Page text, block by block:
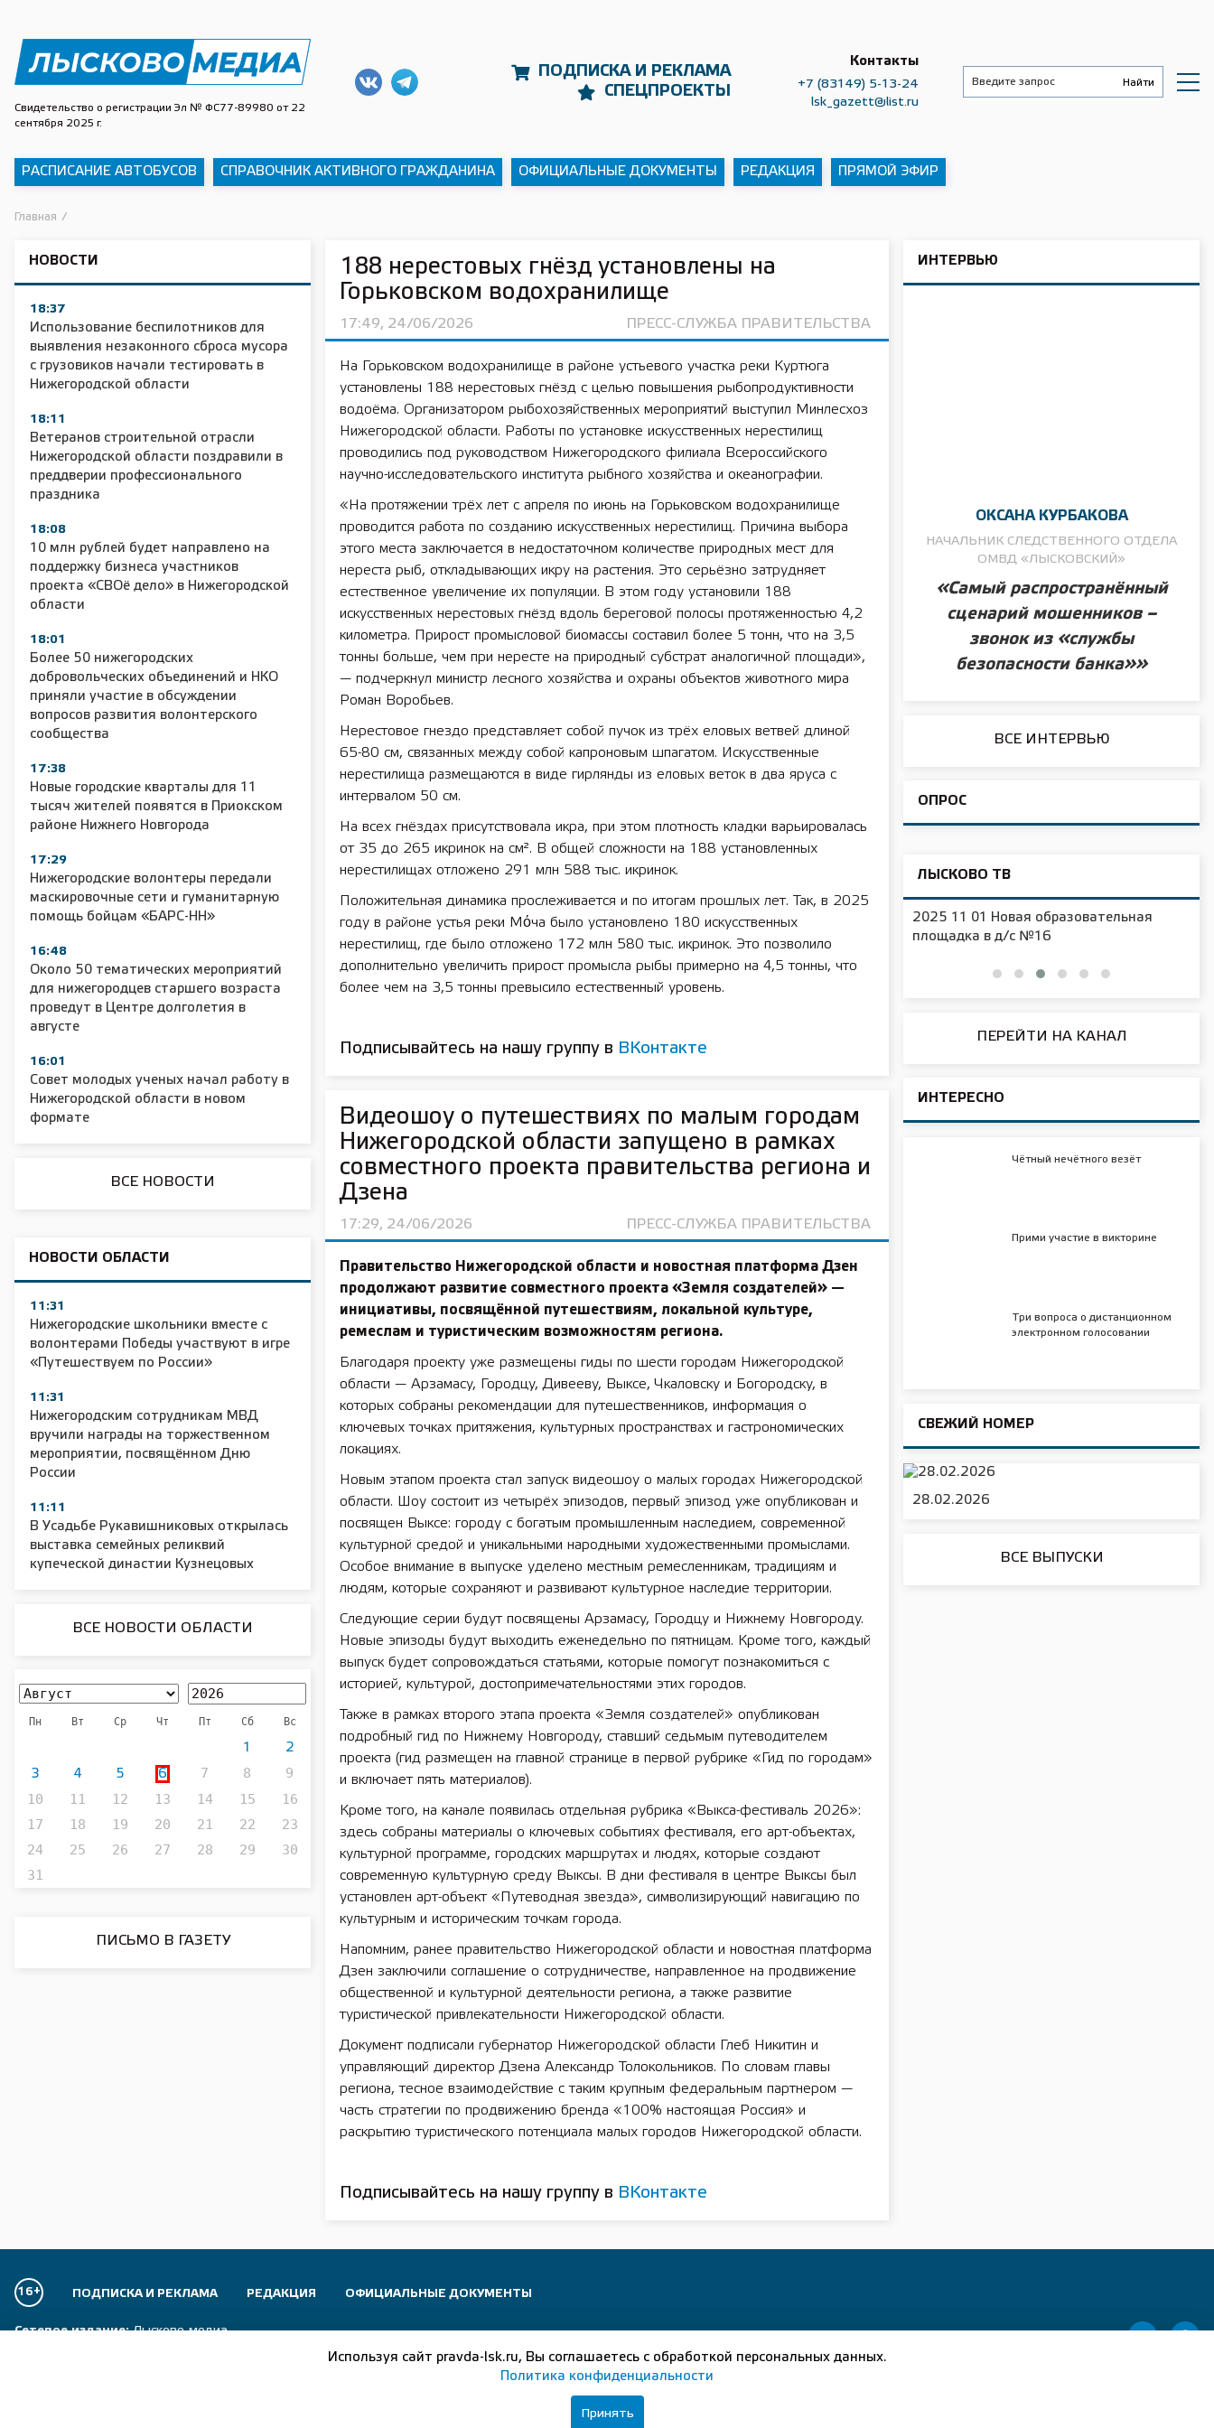
Свидетельство о регистрации Эл № ФС77-89980 от 22
сентября 2025 г.
ПОДПИСКА И РЕКЛАМА
СПЕЦПРОЕКТЫ
Контакты
+7 (83149) 5-13-24
lsk_gazett@list.ru
РАСПИСАНИЕ АВТОБУСОВ СПРАВОЧНИК АКТИВНОГО ГРАЖДАНИНА ОФИЦИАЛЬНЫЕ ДОКУМЕНТЫ РЕДАКЦИЯ ПРЯМОЙ ЭФИР
Главная /
НОВОСТИ
18:37
Использование беспилотников для
выявления незаконного сброса мусора
с грузовиков начали тестировать в
Нижегородской области
18:11
Ветеранов строительной отрасли
Нижегородской области поздравили в
преддверии профессионального
праздника
18:08
10 млн рублей будет направлено на
поддержку бизнеса участников
проекта «СВОё дело» в Нижегородской
области
18:01
Более 50 нижегородских
добровольческих объединений и НКО
приняли участие в обсуждении
вопросов развития волонтерского
сообщества
17:38
Новые городские кварталы для 11
тысяч жителей появятся в Приокском
районе Нижнего Новгорода
17:29
Нижегородские волонтеры передали
маскировочные сети и гуманитарную
помощь бойцам «БАРС-НН»
16:48
Около 50 тематических мероприятий
для нижегородцев старшего возраста
проведут в Центре долголетия в
августе
16:01
Совет молодых ученых начал работу в
Нижегородской области в новом
формате
ВСЕ НОВОСТИ
НОВОСТИ ОБЛАСТИ
11:31
Нижегородские школьники вместе с
волонтерами Победы участвуют в игре
«Путешествуем по России»
11:31
Нижегородским сотрудникам МВД
вручили награды на торжественном
мероприятии, посвящённом Дню
России
11:11
В Усадьбе Рукавишниковых открылась
выставка семейных реликвий
купеческой династии Кузнецовых
ВСЕ НОВОСТИ ОБЛАСТИ
Пн Вт Ср Чт Пт Сб Вс
1 2
3 4 5 6 7 8
9
10
11 12 13 14 15
16
17
18 19 20 21 22
23
24
25 26 27 28 29
30
31
ПИСЬМО В ГАЗЕТУ
188 нерестовых гнёзд установлены на
Горьковском водохранилище
17:49, 24/06/2026 ПРЕСС-СЛУЖБА ПРАВИТЕЛЬСТВА
На Горьковском водохранилище в районе устьевого участка реки Куртюга
установлены 188 нерестовых гнёзд с целью повышения рыбопродуктивности
водоёма. Организатором рыбохозяйственных мероприятий выступил Минлесхоз
Нижегородской области. Работы по установке искусственных нерестилищ
проводились под руководством Нижегородского филиала Всероссийского
научно-исследовательского института рыбного хозяйства и океанографии.
«На протяжении трёх лет с апреля по июнь на Горьковском водохранилище
проводится работа по созданию искусственных нерестилищ. Причина выбора
этого места заключается в недостаточном количестве природных мест для
нереста рыб, откладывающих икру на растения. Это серьёзно затрудняет
естественное увеличение их популяции. В этом году установили 188
искусственных нерестовых гнёзд вдоль береговой полосы протяженностью 4,2
километра. Прирост промысловой биомассы составил более 5 тонн, что на 3,5
тонны больше, чем при нересте на природный субстрат аналогичной площади»,
— подчеркнул министр лесного хозяйства и охраны объектов животного мира
Роман Воробьев.
Нерестовое гнездо представляет собой пучок из трёх еловых ветвей длиной
65-80 см, связанных между собой капроновым шпагатом. Искусственные
нерестилища размещаются в виде гирлянды из еловых веток в два яруса с
интервалом 50 см.
На всех гнёздах присутствовала икра, при этом плотность кладки варьировалась
от 35 до 265 икринок на см². В общей сложности на 188 установленных
нерестилищах отложено 291 млн 588 тыс. икринок.
Положительная динамика прослеживается и по итогам прошлых лет. Так, в 2025
году в районе устья реки Мόча было установлено 180 искусственных
нерестилищ, где было отложено 172 млн 580 тыс. икринок. Это позволило
дополнительно увеличить прирост промысла рыбы примерно на 4,5 тонны, что
более чем на 3,5 тонны превысило естественный уровень.
Подписывайтесь на нашу группу в ВКонтакте
Видеошоу о путешествиях по малым городам
Нижегородской области запущено в рамках
совместного проекта правительства региона и
Дзена
17:29, 24/06/2026 ПРЕСС-СЛУЖБА ПРАВИТЕЛЬСТВА
Правительство Нижегородской области и новостная платформа Дзен
продолжают развитие совместного проекта «Земля создателей» —
инициативы, посвящённой путешествиям, локальной культуре,
ремеслам и туристическим возможностям региона.
Благодаря проекту уже размещены гиды по шести городам Нижегородской
области — Арзамасу, Городцу, Дивееву, Выксе, Чкаловску и Богородску, в
которых собраны рекомендации для путешественников, информация о
ключевых точках притяжения, культурных пространствах и гастрономических
локациях.
Новым этапом проекта стал запуск видеошоу о малых городах Нижегородской
области. Шоу состоит из четырёх эпизодов, первый эпизод уже опубликован и
посвящен Выксе: городу с богатым промышленным наследием, современной
культурной средой и уникальными народными художественными промыслами.
Особое внимание в выпуске уделено местным ремесленникам, традициям и
людям, которые сохраняют и развивают культурное наследие территории.
Следующие серии будут посвящены Арзамасу, Городцу и Нижнему Новгороду.
Новые эпизоды будут выходить еженедельно по пятницам. Кроме того, каждый
выпуск будет сопровождаться статьями, которые помогут познакомиться с
историей, культурой, достопримечательностями этих городов.
Также в рамках второго этапа проекта «Земля создателей» опубликован
подробный гид по Нижнему Новгороду, ставший седьмым путеводителем
проекта (гид размещен на главной странице в первой рубрике «Гид по городам»
и включает пять материалов).
Кроме того, на канале появилась отдельная рубрика «Выкса-фестиваль 2026»:
здесь собраны материалы о ключевых событиях фестиваля, его арт-объектах,
культурной программе, городских маршрутах и людях, которые создают
современную культурную среду Выксы. В дни фестиваля в центре Выксы был
установлен арт-объект «Путеводная звезда», символизирующий навигацию по
культурным и историческим точкам города.
Напомним, ранее правительство Нижегородской области и новостная платформа
Дзен заключили соглашение о сотрудничестве, направленное на продвижение
общественной и культурной деятельности региона, а также развитие
туристической привлекательности Нижегородской области.
Документ подписали губернатор Нижегородской области Глеб Никитин и
управляющий директор Дзена Александр Толокольников. По словам главы
региона, тесное взаимодействие с таким крупным федеральным партнером —
часть стратегии по продвижению бренда «100% настоящая Россия» и
раскрытию туристического потенциала малых городов Нижегородской области.
Подписывайтесь на нашу группу в ВКонтакте
ИНТЕРВЬЮ
ОКСАНА КУРБАКОВА
НАЧАЛЬНИК СЛЕДСТВЕННОГО ОТДЕЛА
ОМВД «ЛЫСКОВСКИЙ»
«Самый распространённый
сценарий мошенников –
звонок из «службы
безопасности банка»»
ВСЕ ИНТЕРВЬЮ
ОПРОС
ЛЫСКОВО ТВ
11 01 Сельское хозяйство 2025 2025 11 01 55 лет СОШ №2
2025 11 01 Земли
сельскохозяйственного назначения
2025 11 01 Новая образовательная
площадка в д/с №16
ПЕРЕЙТИ НА КАНАЛ
ИНТЕРЕСНО
Чётный нечётного везёт
Прими участие в викторине
Три вопроса о дистанционном
электронном голосовании
СВЕЖИЙ НОМЕР
28.02.2026
ВСЕ ВЫПУСКИ
16+ ПОДПИСКА И РЕКЛАМА РЕДАКЦИЯ ОФИЦИАЛЬНЫЕ ДОКУМЕНТЫ
Сетевое издание:Лысково-медиа
Используя сайт pravda-lsk.ru, Вы соглашаетесь с обработкой персональных данных.
Политика конфиденциальности
Принять